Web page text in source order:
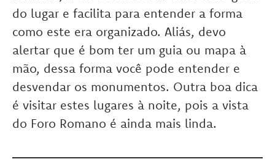
do lugar e facilita para entender a forma
como este era organizado. Aliás, devo
alertar que é bom ter um guia ou mapa à
mão, dessa forma você pode entender e
desvendar os monumentos. Outra boa dica
é visitar estes lugares à noite, pois a vista
do Foro Romano é ainda mais linda.